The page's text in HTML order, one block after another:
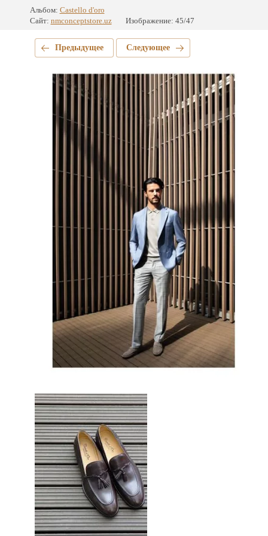
Альбом: Castello d'oro
Сайт: nmconceptstore.uz Изображение: 45/47
Предыдущее Следующее